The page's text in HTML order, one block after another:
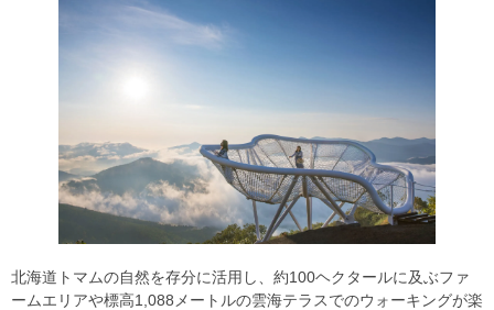
北海道トマムの自然を存分に活用し、約100ヘクタールに及ぶファ
ームエリアや標高1,088メートルの雲海テラスでのウォーキングが楽